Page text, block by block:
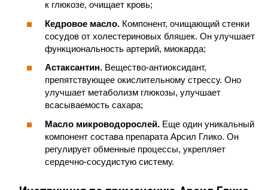
к глюкозе, очищает кровь;
Кедровое масло. Компонент, очищающий стенки
сосудов от холестериновых бляшек. Он улучшает
функциональность артерий, миокарда;
Астаксантин. Вещество-антиоксидант,
препятствующее окислительному стрессу. Оно
улучшает метаболизм глюкозы, улучшает
всасываемость сахара;
Масло микроводорослей. Еще один уникальный
компонент состава препарата Арсил Глико. Он
регулирует обменные процессы, укрепляет
сердечно-сосудистую систему.